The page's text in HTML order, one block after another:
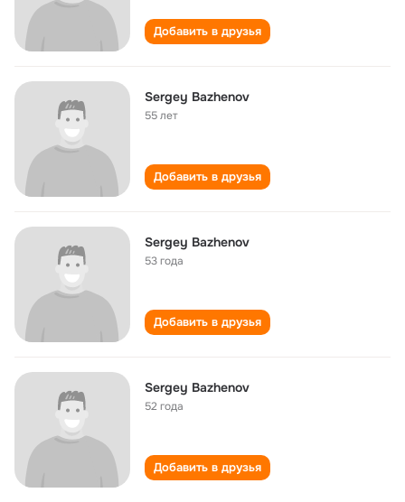
Добавить в друзья
Sergey Bazhenov
55 лет
Добавить в друзья
Sergey Bazhenov
53 года
Добавить в друзья
Sergey Bazhenov
52 года
Добавить в друзья